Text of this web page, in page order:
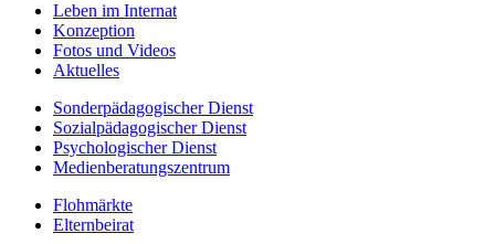
Leben im Internat
Konzeption
Fotos und Videos
Aktuelles
Sonderpädagogischer Dienst
Sozialpädagogischer Dienst
Psychologischer Dienst
Medienberatungszentrum
Flohmärkte
Elternbeirat